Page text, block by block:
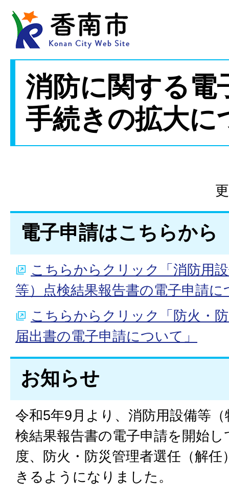
消防に関する電
手続きの拡大に
電子申請はこちらから
こちらからクリック「消防用
等）点検結果報告書の電子申請に
こちらからクリック「防火・
届出書の電子申請について」
お知らせ
令和5年9月より、消防用設備等
検結果報告書の電子申請を開始
度、防火・防災管理者選任（解
きるようになりました。